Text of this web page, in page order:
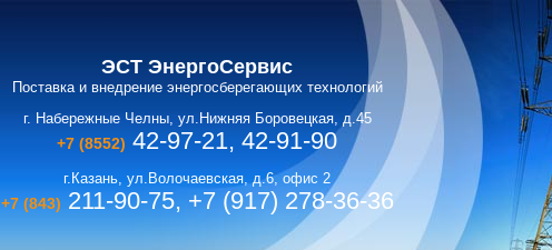
ЭСТ ЭнергоСервис
Поставка и внедрение энергосберегающих технологий
г. Набережные Челны, ул.Нижняя Боровецкая, д.45
+7 (8552) 42-97-21, 42-91-90
г.Казань, ул.Волочаевская, д.6, офис 2
+7 (843) 211-90-75, +7 (917) 278-36-36